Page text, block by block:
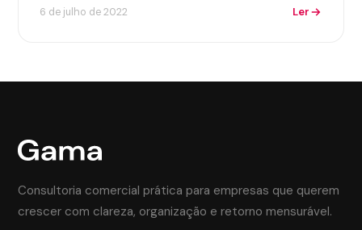
6 de julho de 2022 Ler
Consultoria comercial prática para empresas que querem
crescer com clareza, organização e retorno mensurável.